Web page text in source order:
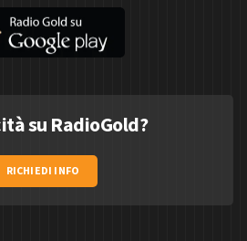
su RadioGold?
RICHIEDI INFO